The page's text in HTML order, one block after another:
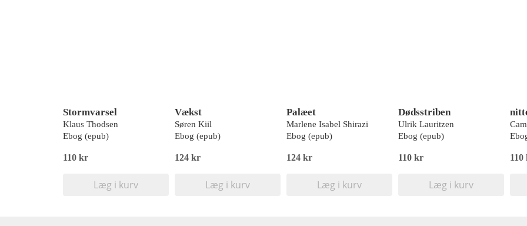
Stormvarsel
Klaus Thodsen
Ebog (epub)
110 kr
Læg i kurv
Vækst
Søren Kiil
Ebog (epub)
124 kr
Læg i kurv
Palæet
Marlene Isabel Shirazi
Ebog (epub)
124 kr
Læg i kurv
Dødsstriben
Ulrik Lauritzen
Ebog (epub)
110 kr
Læg i kurv